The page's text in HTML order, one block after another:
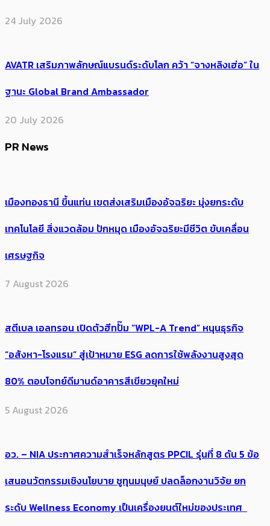
24 July 2026
AVATR เสริมภาพลักษณ์แบรนด์ระดับโลก คว้า “จางหลิงเฮ่อ” ใน
ฐานะ Global Brand Ambassador
20 July 2026
PR News
เมืองทองธานี ขึ้นแท่น เขตส่งเสริมเมืองอัจฉริยะ มุ่งยกระดับ
เทคโนโลยี สิ่งแวดล้อม ปักหมุด เมืองอัจฉริยะมีชีวิต ขับเคลื่อน
เศรษฐกิจ
7 August 2026
สตีเบล เอลทรอน เปิดตัวฮีทปั๊ม “WPL-A Trend” หนุนธุรกิจ
“อสังหา-โรงแรม” สู่เป้าหมาย ESG ลดการใช้พลังงานสูงสุด
80% ตอบโจทย์ดีมานด์อาคารสีเขียวยุคใหม่
5 August 2026
อว. – NIA ประกาศความสำเร็จหลักสูตร PPCIL รุ่นที่ 8 ดัน 5 ข้อ
เสนอนวัตกรรมเชิงนโยบาย ชูทุนมนุษย์ ปลดล็อกงานวิจัย ยก
ระดับ Wellness Economy เป็นเครื่องยนต์ใหม่ของประเทศ